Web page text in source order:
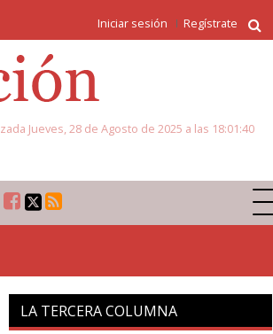
Iniciar sesión Regístrate
Jueves, 28 de Agosto de 2025 a las 18:01:40
LA TERCERA COLUMNA